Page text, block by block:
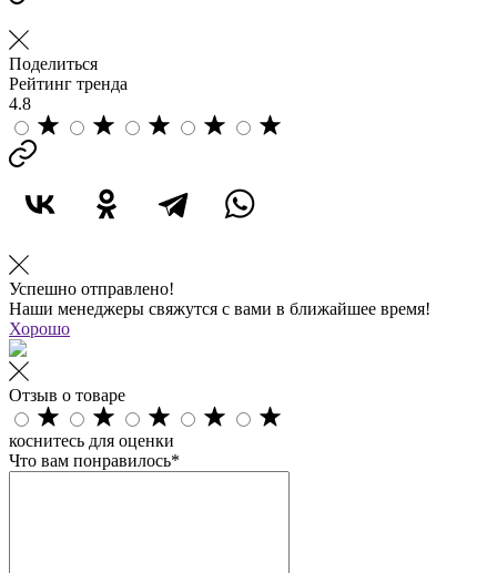
Поделиться
Рейтинг тренда
4.8
Успешно отправлено!
Наши менеджеры свяжутся с вами в ближайшее время!
Хорошо
Отзыв о товаре
коснитесь для оценки
Что вам понравилось*